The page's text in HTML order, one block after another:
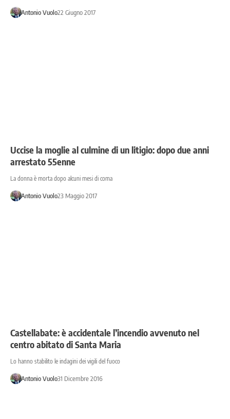
Antonio Vuolo22 Giugno 2017
Uccise la moglie al culmine di un litigio: dopo due anni
arrestato 55enne
La donna è morta dopo alcuni mesi di coma
Antonio Vuolo23 Maggio 2017
Castellabate: è accidentale l’incendio avvenuto nel
centro abitato di Santa Maria
Lo hanno stabilito le indagini dei vigili del fuoco
Antonio Vuolo31 Dicembre 2016